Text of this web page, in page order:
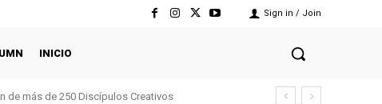
Sign in / Join
INICIO
de más de 250 Discípulos Creativos